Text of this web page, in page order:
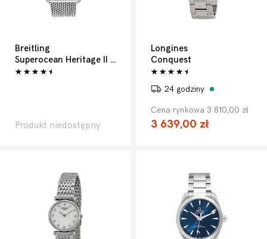
Breitling
Superocean Heritage II 44
Produkt niedostępny
Longines
Conquest
24 godziny
Cena rynkowa 3 810,00 zł
3 639,00 zł